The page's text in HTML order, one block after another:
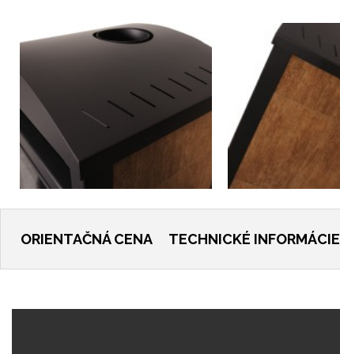
ORIENTAČNÁ CENA TECHNICKÉ INFORMÁCIE